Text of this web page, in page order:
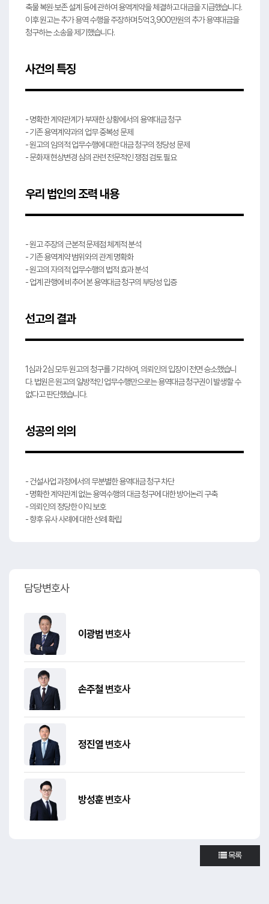
축물 복원·보존 설계 등에 관하여 용역계약을 체결하고 대금을 지급했습니다.
이후 원고는 추가 용역 수행을 주장하며 5억 3,900만원의 추가 용역대금을
청구하는 소송을 제기했습니다.
사건의 특징
- 명확한 계약관계가 부재한 상황에서의 용역대금 청구
- 기존 용역계약과의 업무 중복성 문제
- 원고의 임의적 업무수행에 대한 대금 청구의 정당성 문제
- 문화재 현상변경 심의 관련 전문적인 쟁점 검토 필요
우리 법인의 조력 내용
- 원고 주장의 근본적 문제점 체계적 분석
- 기존 용역계약 범위와의 관계 명확화
- 원고의 자의적 업무수행의 법적 효과 분석
- 업계 관행에 비추어 본 용역대금 청구의 부당성 입증
선고의 결과
1심과 2심 모두 원고의 청구를 기각하여, 의뢰인의 입장이 전면 승소했습니
다. 법원은 원고의 일방적인 업무수행만으로는 용역대금 청구권이 발생할 수
없다고 판단했습니다.
성공의 의의
- 건설사업 과정에서의 무분별한 용역대금 청구 차단
- 명확한 계약관계 없는 용역수행의 대금 청구에 대한 방어논리 구축
- 의뢰인의 정당한 이익 보호
- 향후 유사 사례에 대한 선례 확립
담당변호사
이광범 변호사
손주철 변호사
정진열 변호사
방성훈 변호사
목록